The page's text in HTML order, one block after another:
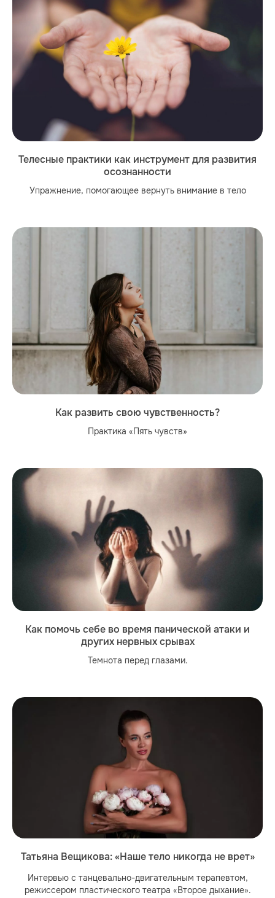
Телесные практики как инструмент для развития
осознанности
Упражнение, помогающее вернуть внимание в тело
Как развить свою чувственность?
Практика «Пять чувств»
Как помочь себе во время панической атаки и
других нервных срывах
Темнота перед глазами.
Татьяна Вещикова: «Наше тело никогда не врет»
Интервью с танцевально-двигательным терапевтом,
режиссером пластического театра «Второе дыхание».